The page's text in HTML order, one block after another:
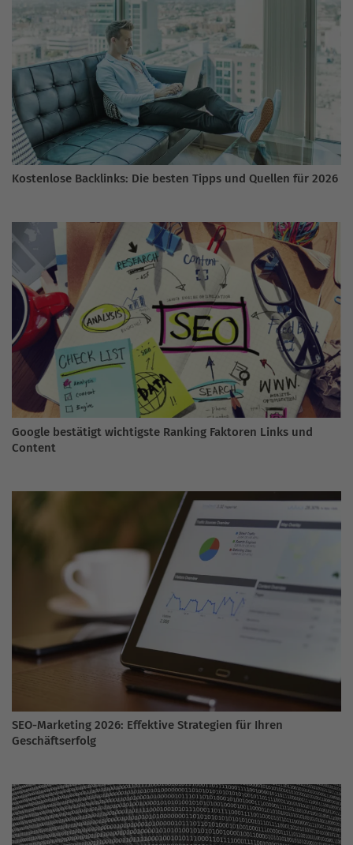
Kostenlose Backlinks: Die besten Tipps und Quellen für 2026
Google bestätigt wichtigste Ranking Faktoren Links und
Content
SEO-Marketing 2026: Effektive Strategien für Ihren
Geschäftserfolg